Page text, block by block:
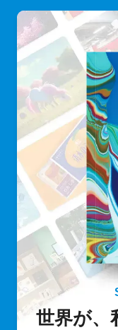
世界が、